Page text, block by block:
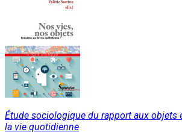
Étude sociologique du rapport aux objets
la vie quotidienne